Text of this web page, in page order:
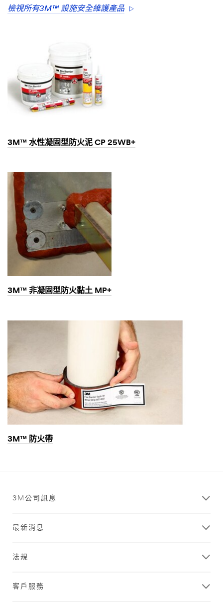
檢視所有3M™ 設施安全維護產品
3M™ 水性凝固型防火泥 CP 25WB+
3M™ 非凝固型防火黏土 MP+
3M™ 防火帶
3M公司訊息
最新消息
法規
客戶服務